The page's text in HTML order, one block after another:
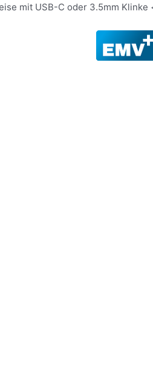
mit USB-C oder 3.5mm Klinke